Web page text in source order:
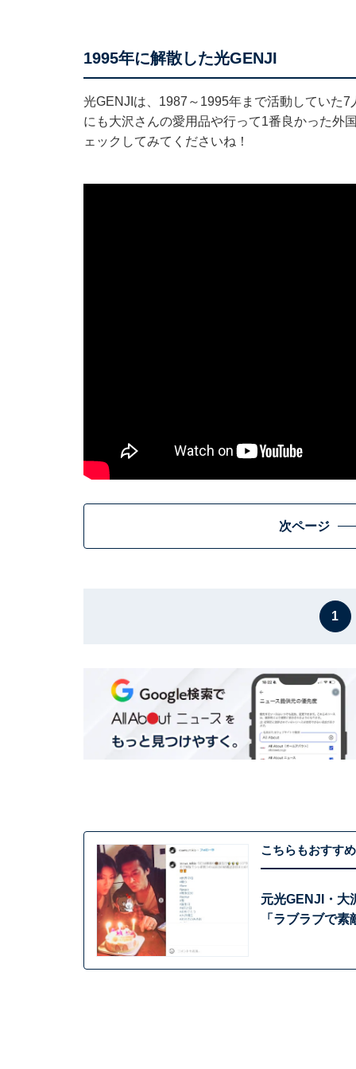
1995年に解散した光GENJI
光GENJIは、1987～1995年まで活動していた
にも大沢さんの愛用品や行って1番良かった外
ェックしてみてくださいね！
次ページ
1
こちらもおすすめ
元光GENJI・大
「ラブラブで